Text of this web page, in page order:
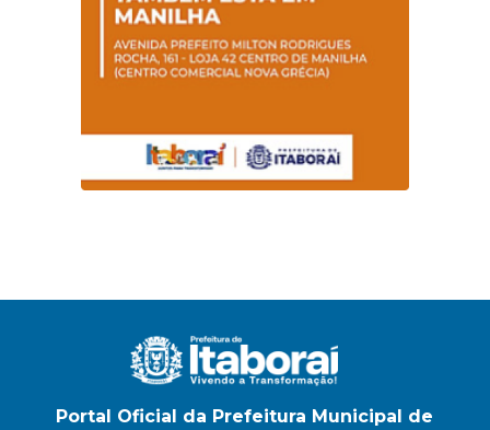
Portal Oficial da Prefeitura Municipal de